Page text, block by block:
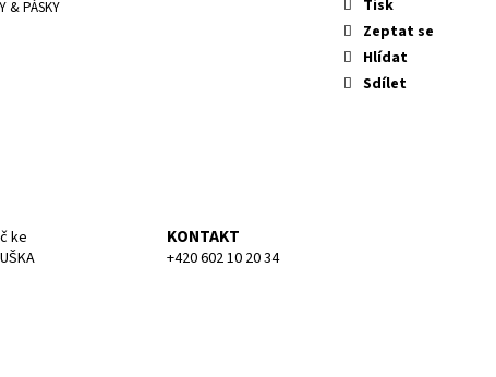
& PÁSKY
Tisk
Zeptat se
Hlídat
Sdílet
ke
KONTAKT
+420 602 10 20 34